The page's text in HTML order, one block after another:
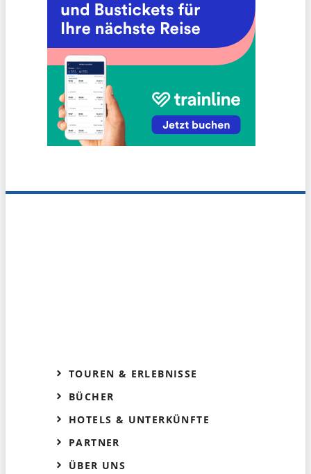
TOUREN & ERLEBNISSE
BÜCHER
HOTELS & UNTERKÜNFTE
PARTNER
ÜBER UNS